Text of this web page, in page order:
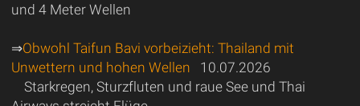
und 4 Meter Wellen
⇒Obwohl Taifun Bavi vorbeizieht: Thailand mit
Unwettern und hohen Wellen 10.07.2026
Starkregen, Sturzfluten und raue See und Thai